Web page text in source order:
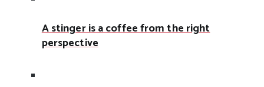
A stinger is a coffee from the right
perspective